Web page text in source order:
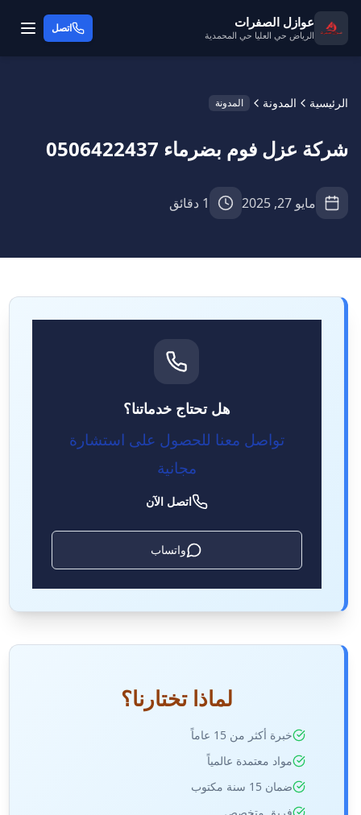
عوازل الصفرات
الرياض حي العليا حي المحمدية
اتصل
الرئيسية المدونة المدونة
شركة عزل فوم بضرماء 0506422437
مايو 27, 2025 1 دقائق
هل تحتاج خدماتنا؟
تواصل معنا للحصول على استشارة
مجانية
اتصل الآن
واتساب
لماذا تختارنا؟
خبرة أكثر من 15 عاماً
مواد معتمدة عالمياً
ضمان 15 سنة مكتوب